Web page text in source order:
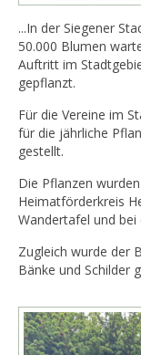
...In der Siegener
50.000 Blumen
Auftritt im
gepflanzt.
Für die Vereine im
für die jährliche
gestellt.
Die Pflanzen
Heimatförderkreis
Wandertafel und
Zugleich wurde der
Bänke und Schilder